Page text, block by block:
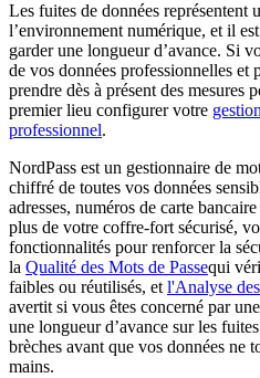
Les fuites de données représentent
l’environnement numérique, et il
garder une longueur d’avance. Si
de vos données professionnelles et
prendre dès à présent des mesures
premier lieu configurer votre
professionnel.
NordPass est un gestionnaire de
chiffré de toutes vos données
adresses, numéros de carte
plus de votre coffre-fort sécurisé,
fonctionnalités pour renforcer la
la Qualité des Mots de Passequi
faibles ou réutilisés, et l'Analyse
avertit si vous êtes concerné par
une longueur d’avance sur les
brèches avant que vos données ne
mains.